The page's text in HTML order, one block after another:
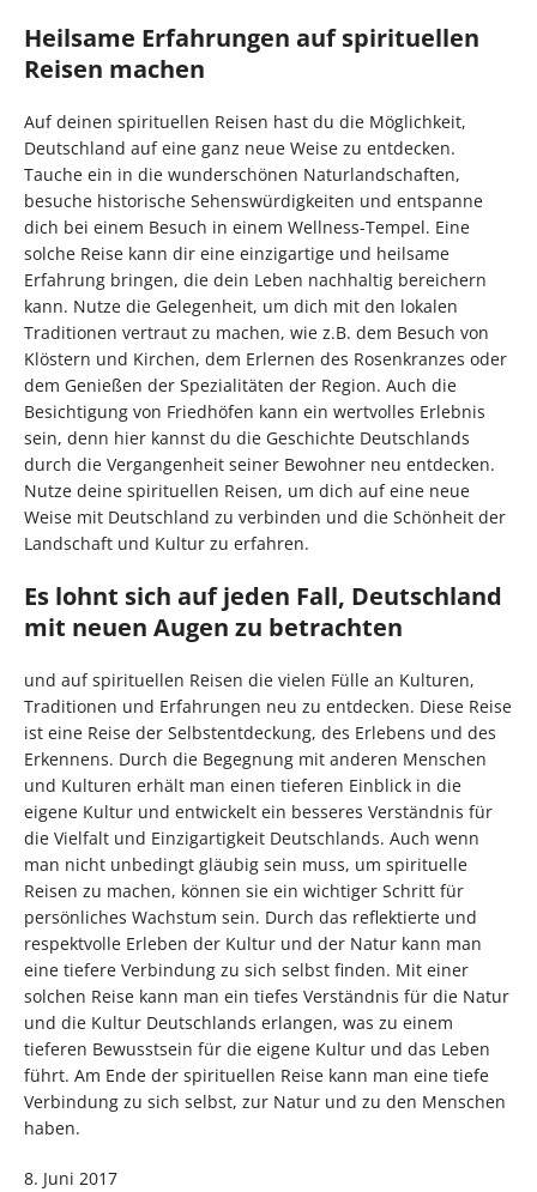
Heilsame Erfahrungen auf spirituellen
Reisen machen
Auf deinen spirituellen Reisen hast du die Möglichkeit,
Deutschland auf eine ganz neue Weise zu entdecken.
Tauche ein in die wunderschönen Naturlandschaften,
besuche historische Sehenswürdigkeiten und entspanne
dich bei einem Besuch in einem Wellness-Tempel. Eine
solche Reise kann dir eine einzigartige und heilsame
Erfahrung bringen, die dein Leben nachhaltig bereichern
kann. Nutze die Gelegenheit, um dich mit den lokalen
Traditionen vertraut zu machen, wie z.B. dem Besuch von
Klöstern und Kirchen, dem Erlernen des Rosenkranzes oder
dem Genießen der Spezialitäten der Region. Auch die
Besichtigung von Friedhöfen kann ein wertvolles Erlebnis
sein, denn hier kannst du die Geschichte Deutschlands
durch die Vergangenheit seiner Bewohner neu entdecken.
Nutze deine spirituellen Reisen, um dich auf eine neue
Weise mit Deutschland zu verbinden und die Schönheit der
Landschaft und Kultur zu erfahren.
Es lohnt sich auf jeden Fall, Deutschland
mit neuen Augen zu betrachten
und auf spirituellen Reisen die vielen Fülle an Kulturen,
Traditionen und Erfahrungen neu zu entdecken. Diese Reise
ist eine Reise der Selbstentdeckung, des Erlebens und des
Erkennens. Durch die Begegnung mit anderen Menschen
und Kulturen erhält man einen tieferen Einblick in die
eigene Kultur und entwickelt ein besseres Verständnis für
die Vielfalt und Einzigartigkeit Deutschlands. Auch wenn
man nicht unbedingt gläubig sein muss, um spirituelle
Reisen zu machen, können sie ein wichtiger Schritt für
persönliches Wachstum sein. Durch das reflektierte und
respektvolle Erleben der Kultur und der Natur kann man
eine tiefere Verbindung zu sich selbst finden. Mit einer
solchen Reise kann man ein tiefes Verständnis für die Natur
und die Kultur Deutschlands erlangen, was zu einem
tieferen Bewusstsein für die eigene Kultur und das Leben
führt. Am Ende der spirituellen Reise kann man eine tiefe
Verbindung zu sich selbst, zur Natur und zu den Menschen
haben.
8. Juni 2017